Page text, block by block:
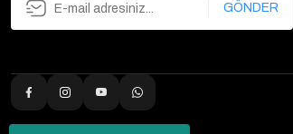
GÖNDER